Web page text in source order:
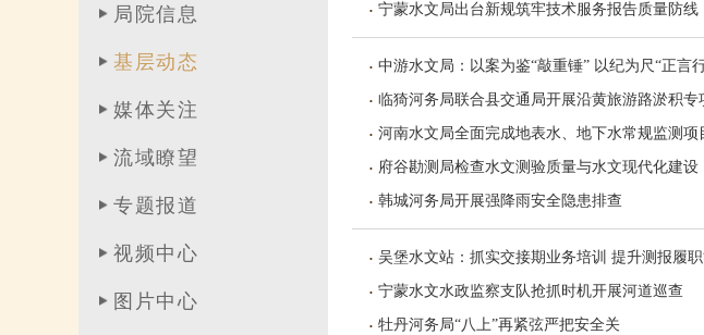
局院信息
基层动态
媒体关注
流域瞭望
专题报道
视频中心
图片中心
宁蒙水文局出台新规筑牢技术服务报告质量防线
中游水文局：以案为鉴“敲重锤” 以纪为尺“正言
临猗河务局联合县交通局开展沿黄旅游路淤积专
河南水文局全面完成地表水、地下水常规监测项
府谷勘测局检查水文测验质量与水文现代化建设
韩城河务局开展强降雨安全隐患排查
吴堡水文站：抓实交接期业务培训 提升测报履职
宁蒙水文水政监察支队抢抓时机开展河道巡查
牡丹河务局“八上”再紧弦严把安全关